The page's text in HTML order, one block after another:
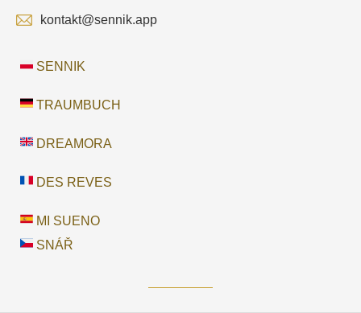
kontakt@sennik.app
SENNIK
TRAUMBUCH
DREAMORA
DES REVES
MI SUENO
SNÁŘ